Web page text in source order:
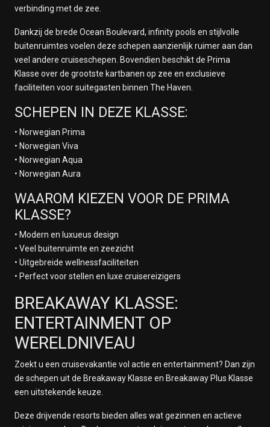
verbinding met de zee.
Dankzij de brede Ocean Boulevard, infinity pools en stijlvolle
buitenruimtes voelen deze schepen aanzienlijk ruimer aan dan
veel andere cruiseschepen. Bovendien beschikt de Prima
Klasse over de grootste kartbanen op zee en exclusieve
faciliteiten voor suitegasten binnen The Haven.
SCHEPEN IN DEZE KLASSE:
• Norwegian Prima
• Norwegian Viva
• Norwegian Aqua
• Norwegian Aura
WAAROM KIEZEN VOOR DE PRIMA
KLASSE?
• Modern en luxueus design
• Veel buitenruimte en zeezicht
• Uitgebreide wellnessfaciliteiten
• Perfect voor stellen en luxe cruisereizigers
BREAKAWAY KLASSE:
ENTERTAINMENT OP
WERELDNIVEAU
Zoekt u een cruisevakantie vol actie en entertainment? Dan zijn
de schepen uit de Breakaway Klasse en Breakaway Plus Klasse
een uitstekende keuze.
Deze drijvende resorts bieden alles wat gezinnen en actieve